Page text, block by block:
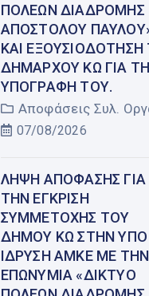
ΠΌΛΕΩΝ ΔΙΑΔΡΟΜΉΣ
ΑΠΟΣΤΌΛΟΥ
ΚΑΙ ΕΞΟΥΣΙΟΔΌΤΗΣΗ
ΔΗΜΆΡΧΟΥ ΚΩ ΓΙΑ
ΥΠΟΓΡΑΦΉ ΤΟΥ.
Αποφάσεις Συλ.
07/08/2026
ΛΉΨΗ ΑΠΌΦΑΣΗΣ ΓΙΑ
ΤΗΝ ΈΓΚΡΙΣΗ
ΣΥΜΜΕΤΟΧΉΣ ΤΟΥ
ΔΉΜΟΥ ΚΩ ΣΤΗΝ ΥΠΌ
ΊΔΡΥΣΗ ΑΜΚΕ ΜΕ ΤΗΝ
ΕΠΩΝΥΜΊΑ «ΔΊΚΤΥΟ